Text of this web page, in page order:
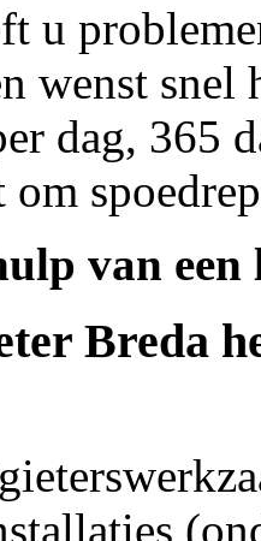
u
wenst snel
dag, 365
om
van
Breda